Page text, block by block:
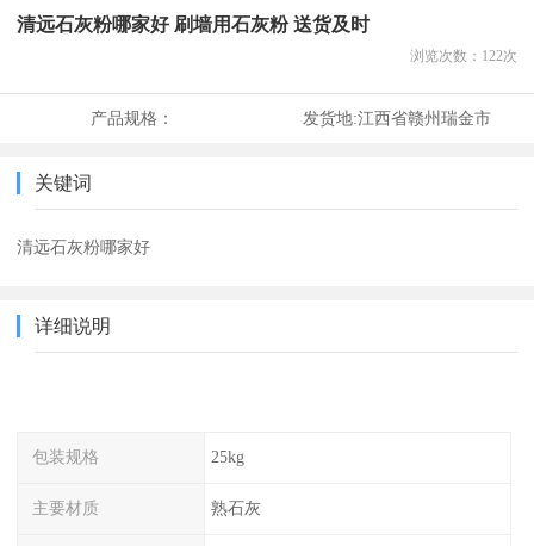
清远石灰粉哪家好 刷墙用石灰粉 送货及时
浏览次数： 122次
产品规格： 发货地:江西省赣州瑞金市
关键词
清远石灰粉哪家好
详细说明
包装规格 25kg
主要材质 熟石灰